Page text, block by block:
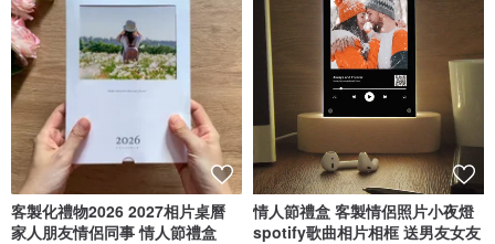
客製化禮物2026 2027相片桌曆
家人朋友情侶同事 情人節禮盒
情人節禮盒 客製情侶照片小夜燈
spotify歌曲相片相框 送男友女友